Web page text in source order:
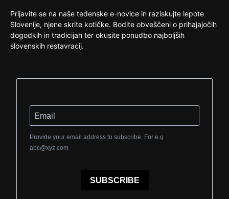
Prijavite se na naše tedenske e-novice in raziskujte lepote
Slovenije, njene skrite kotičke. Bodite obveščeni o prihajajočih
dogodkih in tradicijah ter okusite ponudbo najboljših
slovenskih restavracij.
Provide your email address to subscribe. For e.g
abc@xyz.com
SUBSCRIBE